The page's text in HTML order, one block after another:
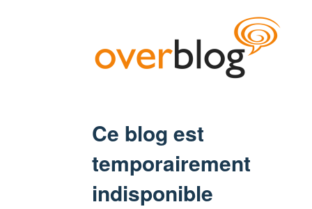
Ce blog est
temporairement
indisponible